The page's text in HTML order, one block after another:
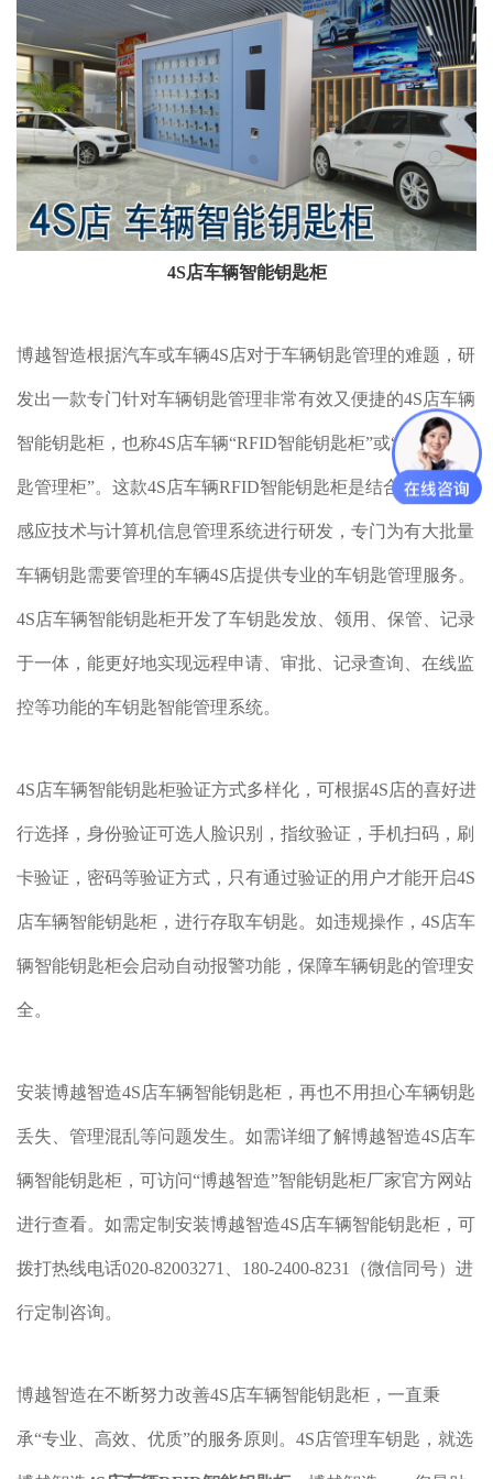
4S店车辆智能钥匙柜
博越智造根据汽车或车辆4S店对于车辆钥匙管理的难题，研
发出一款专门针对车辆钥匙管理非常有效又便捷的4S店车辆
智能钥匙柜，也称4S店车辆“RFID智能钥匙柜”或“智能车钥
匙管理柜”。这款4S店车辆RFID智能钥匙柜是结合RFID射频
感应技术与计算机信息管理系统进行研发，专门为有大批量
车辆钥匙需要管理的车辆4S店提供专业的车钥匙管理服务。
4S店车辆智能钥匙柜开发了车钥匙发放、领用、保管、记录
于一体，能更好地实现远程申请、审批、记录查询、在线监
控等功能的车钥匙智能管理系统。
4S店车辆智能钥匙柜验证方式多样化，可根据4S店的喜好进
行选择，身份验证可选人脸识别，指纹验证，手机扫码，刷
卡验证，密码等验证方式，只有通过验证的用户才能开启4S
店车辆智能钥匙柜，进行存取车钥匙。如违规操作，4S店车
辆智能钥匙柜会启动自动报警功能，保障车辆钥匙的管理安
全。
安装博越智造4S店车辆智能钥匙柜，再也不用担心车辆钥匙
丢失、管理混乱等问题发生。如需详细了解博越智造4S店车
辆智能钥匙柜，可访问“博越智造”智能钥匙柜厂家官方网站
进行查看。如需定制安装博越智造4S店车辆智能钥匙柜，可
拨打热线电话020-82003271、180-2400-8231（微信同号）进
行定制咨询。
博越智造在不断努力改善4S店车辆智能钥匙柜，一直秉
承“专业、高效、优质”的服务原则。4S店管理车钥匙，就选